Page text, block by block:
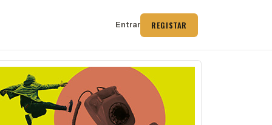
Entrar REGISTAR